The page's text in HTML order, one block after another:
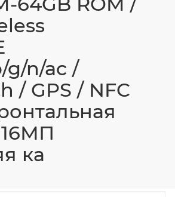
g/n/ac /
/ GPS / NFC
ка